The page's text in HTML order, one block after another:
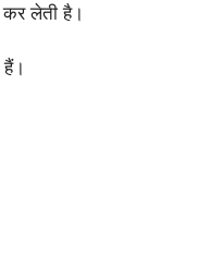
कर लेती है।